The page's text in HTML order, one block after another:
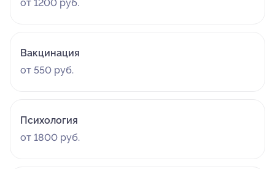
от 1200 руб.
Вакцинация
от 550 руб.
Психология
от 1800 руб.